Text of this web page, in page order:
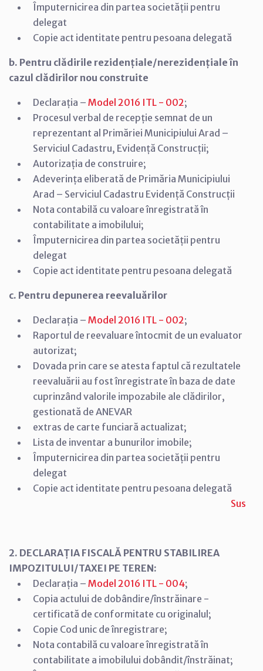
Împuternicirea din partea societății pentru
delegat
Copie act identitate pentru pesoana delegată
b. Pentru clădirile rezidențiale/nerezidențiale în
cazul clădirilor nou construite
Declarația – Model 2016 ITL - 002;
Procesul verbal de recepție semnat de un
reprezentant al Primăriei Municipiului Arad –
Serviciul Cadastru, Evidență Construcții;
Autorizația de construire;
Adeverința eliberată de Primăria Municipiului
Arad – Serviciul Cadastru Evidență Construcții
Nota contabilă cu valoare înregistrată în
contabilitate a imobilului;
Împuternicirea din partea societății pentru
delegat
Copie act identitate pentru pesoana delegată
c. Pentru depunerea reevaluărilor
Declarația – Model 2016 ITL - 002;
Raportul de reevaluare întocmit de un evaluator
autorizat;
Dovada prin care se atesta faptul că rezultatele
reevaluării au fost înregistrate în baza de date
cuprinzând valorile impozabile ale clădirilor,
gestionată de ANEVAR
extras de carte funciară actualizat;
Lista de inventar a bunurilor imobile;
Împuternicirea din partea societății pentru
delegat
Copie act identitate pentru pesoana delegată
Sus
2. DECLARAȚIA FISCALĂ PENTRU STABILIREA
IMPOZITULUI/TAXEI PE TEREN:
Declarația – Model 2016 ITL - 004;
Copia actului de dobândire/înstrăinare -
certificată de conformitate cu originalul;
Copie Cod unic de înregistrare;
Nota contabilă cu valoare înregistrată în
contabilitate a imobilului dobândit/înstrăinat;